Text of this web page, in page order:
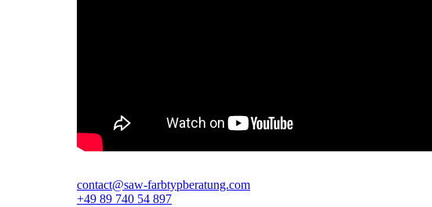
contact@saw-farbtypberatung.com
+49 89 740 54 897